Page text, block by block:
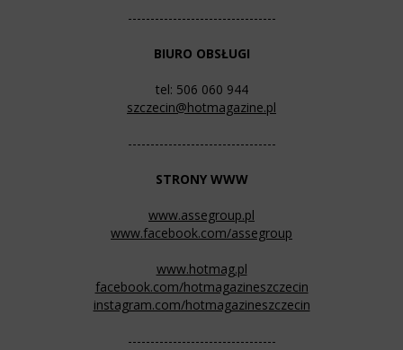
---------------------------------
BIURO OBSŁUGI
tel: 506 060 944
szczecin@hotmagazine.pl
---------------------------------
STRONY WWW
www.assegroup.pl
www.facebook.com/assegroup
www.hotmag.pl
facebook.com/hotmagazineszczecin
instagram.com/hotmagazineszczecin
---------------------------------